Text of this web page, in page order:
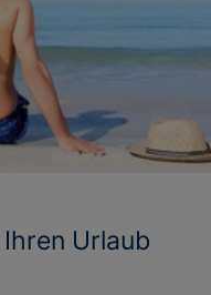
Urlaub